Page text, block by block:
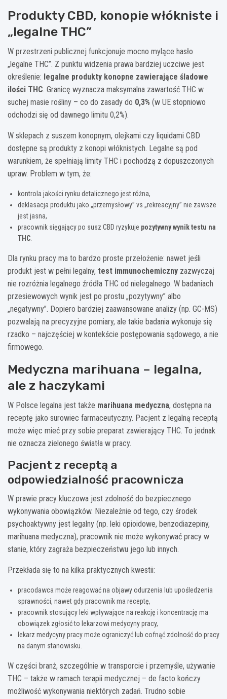
Produkty CBD, konopie włókniste i
„legalne THC”
W przestrzeni publicznej funkcjonuje mocno mylące hasło
„legalne THC”. Z punktu widzenia prawa bardziej uczciwe jest
określenie: legalne produkty konopne zawierające śladowe
ilości THC. Granicę wyznacza maksymalna zawartość THC w
suchej masie rośliny – co do zasady do 0,3% (w UE stopniowo
odchodzi się od dawnego limitu 0,2%).
W sklepach z suszem konopnym, olejkami czy liquidami CBD
dostępne są produkty z konopi włóknistych. Legalne są pod
warunkiem, że spełniają limity THC i pochodzą z dopuszczonych
upraw. Problem w tym, że:
kontrola jakości rynku detalicznego jest różna,
deklasacja produktu jako „przemysłowy” vs „rekreacyjny” nie zawsze
jest jasna,
pracownik sięgający po susz CBD ryzykuje pozytywny wynik testu na
THC
Dla rynku pracy ma to bardzo proste przełożenie: nawet jeśli
produkt jest w pełni legalny, test immunochemiczny zazwyczaj
nie rozróżnia legalnego źródła THC od nielegalnego. W badaniach
przesiewowych wynik jest po prostu „pozytywny” albo
„negatywny”. Dopiero bardziej zaawansowane analizy (np. GC-MS)
pozwalają na precyzyjne pomiary, ale takie badania wykonuje się
rzadko – najczęściej w kontekście postępowania sądowego, a nie
firmowego.
Medyczna marihuana – legalna,
ale z haczykami
W Polsce legalna jest także marihuana medyczna, dostępna na
receptę jako surowiec farmaceutyczny. Pacjent z legalną receptą
może więc mieć przy sobie preparat zawierający THC. To jednak
nie oznacza zielonego światła w pracy.
Pacjent z receptą a
odpowiedzialność pracownicza
W prawie pracy kluczowa jest zdolność do bezpiecznego
wykonywania obowiązków. Niezależnie od tego, czy środek
psychoaktywny jest legalny (np. leki opioidowe, benzodiazepiny,
marihuana medyczna), pracownik nie może wykonywać pracy w
stanie, który zagraża bezpieczeństwu jego lub innych.
Przekłada się to na kilka praktycznych kwestii:
pracodawca może reagować na objawy odurzenia lub upośledzenia
sprawności, nawet gdy pracownik ma receptę,
pracownik stosujący leki wpływające na reakcję i koncentrację ma
obowiązek zgłosić to lekarzowi medycyny pracy,
lekarz medycyny pracy może ograniczyć lub cofnąć zdolność do pracy
na danym stanowisku.
W części branż, szczególnie w transporcie i przemyśle, używanie
THC – także w ramach terapii medycznej – de facto kończy
możliwość wykonywania niektórych zadań. Trudno sobie